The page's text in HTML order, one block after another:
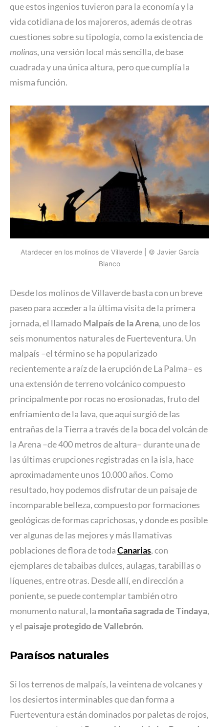
que estos ingenios tuvieron para la economía y la
vida cotidiana de los majoreros, además de otras
cuestiones sobre su tipología, como la existencia de
molinas, una versión local más sencilla, de base
cuadrada y una única altura, pero que cumplía la
misma función.
Atardecer en los molinos de Villaverde | © Javier García
Blanco
Desde los molinos de Villaverde basta con un breve
paseo para acceder a la última visita de la primera
jornada, el llamadoMalpaís de la Arena, uno de los
seis monumentos naturales de Fuerteventura. Un
malpaís –el término se ha popularizado
recientemente a raíz de la erupción de La Palma– es
una extensión de terreno volcánico compuesto
principalmente por rocas no erosionadas, fruto del
enfriamiento de la lava, que aquí surgió de las
entrañas de la Tierra a través de la boca del volcán de
la Arena –de 400 metros de altura– durante una de
las últimas erupciones registradas en la isla, hace
aproximadamente unos 10.000 años. Como
resultado, hoy podemos disfrutar de un paisaje de
incomparable belleza, compuesto por formaciones
geológicas de formas caprichosas, y donde es posible
ver algunas de las mejores y más llamativas
poblaciones de flora de todaCanarias, con
ejemplares de tabaibas dulces, aulagas, tarabillas o
líquenes, entre otras. Desde allí, en dirección a
poniente, se puede contemplar también otro
monumento natural, la montaña sagrada de Tindaya,
y el paisaje protegido de Vallebrón.
Paraísos naturales
Si los terrenos de malpaís, la veintena de volcanes y
los desiertos interminables que dan forma a
Fuerteventura están dominados por paletas de rojos,